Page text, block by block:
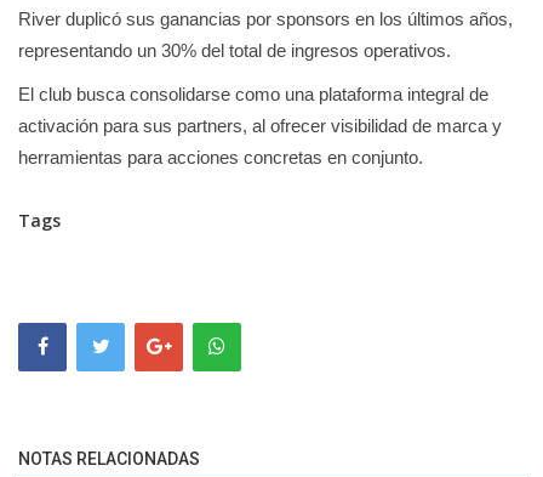
River duplicó sus ganancias por sponsors en los últimos años,
representando un 30% del total de ingresos operativos.
El club busca consolidarse como una plataforma integral de
activación para sus partners, al ofrecer visibilidad de marca y
herramientas para acciones concretas en conjunto.
Tags
NOTAS RELACIONADAS